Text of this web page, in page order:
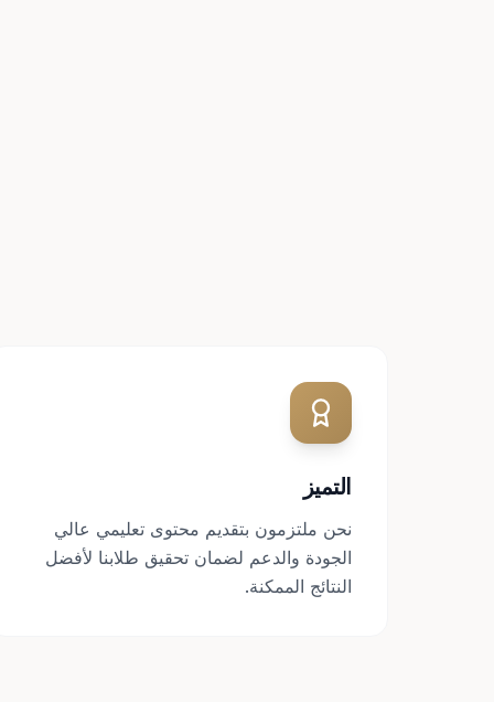
التميز
نحن ملتزمون بتقديم محتوى تعليمي عالي
الجودة والدعم لضمان تحقيق طلابنا لأفضل
النتائج الممكنة.